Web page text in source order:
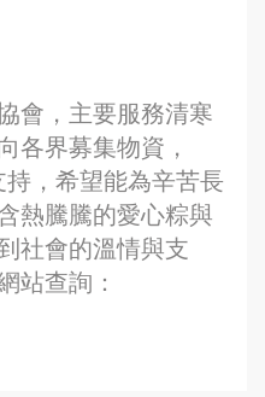
會，主要服務清寒
各界募集物資，
持，希望能為辛苦長
熱騰騰的愛心粽與
社會的溫情與支
站查詢：